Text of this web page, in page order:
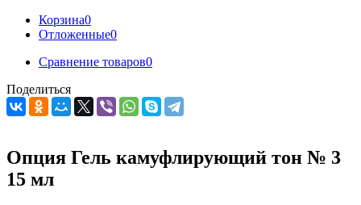
Корзина0
Отложенные0
Сравнение товаров0
Поделиться
Опция Гель камуфлирующий тон № 3
15 мл